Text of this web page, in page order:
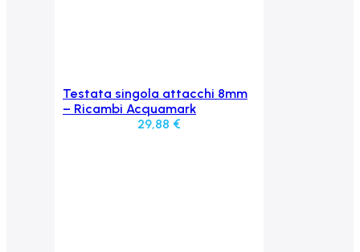
Aggiungi al carrello
Testata singola attacchi 8mm
– Ricambi Acquamark
29,88 €